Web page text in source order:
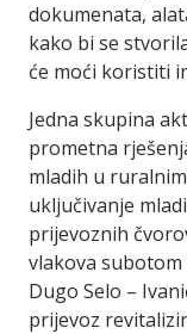
dokumenata,
kako bi se
će moći koristiti
Jedna skupina
prometna
mladih u
uključivanje
prijevoznih
vlakova subotom
Dugo Selo –
prijevoz